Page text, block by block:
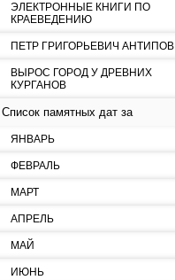
ЭЛЕКТРОННЫЕ КНИГИ ПО
КРАЕВЕДЕНИЮ
ПЕТР ГРИГОРЬЕВИЧ АНТИПОВ
ВЫРОС ГОРОД У ДРЕВНИХ
КУРГАНОВ
Список памятных дат за
ЯНВАРЬ
ФЕВРАЛЬ
МАРТ
АПРЕЛЬ
МАЙ
ИЮНЬ